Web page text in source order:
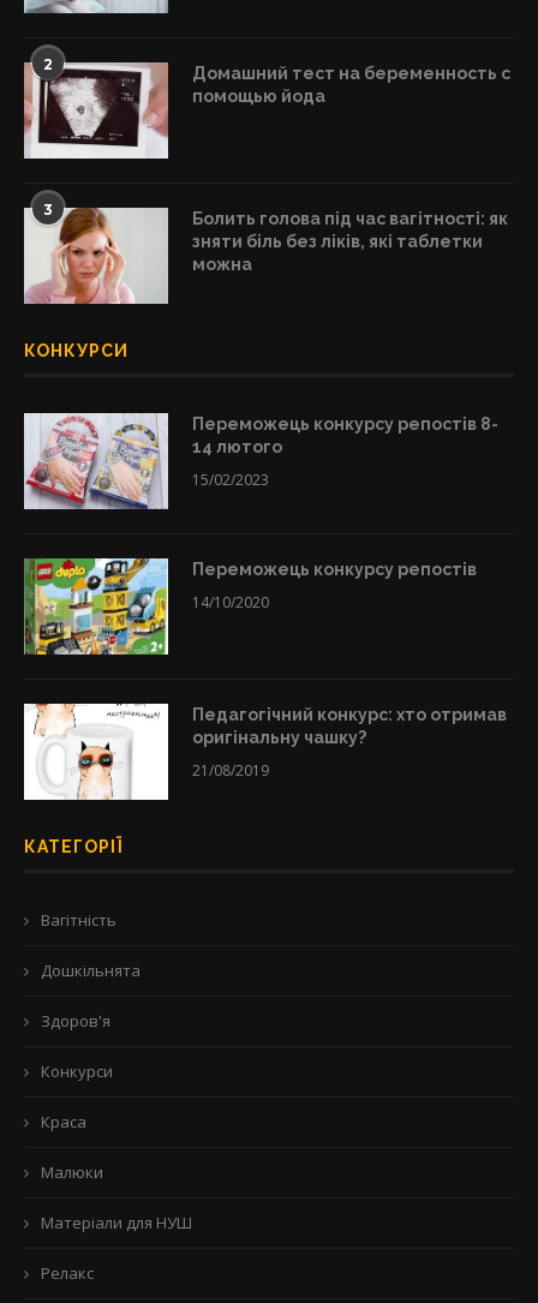
2
Домашний тест на беременность с
помощью йода
3
Болить голова під час вагітності: як
зняти біль без ліків, які таблетки
можна
КОНКУРСИ
Переможець конкурсу репостів 8-
14 лютого
15/02/2023
Переможець конкурсу репостів
14/10/2020
Педагогічний конкурс: хто отримав
оригінальну чашку?
21/08/2019
КАТЕГОРІЇ
Вагітність
Дошкільнята
Здоров'я
Конкурси
Краса
Малюки
Матеріали для НУШ
Релакс